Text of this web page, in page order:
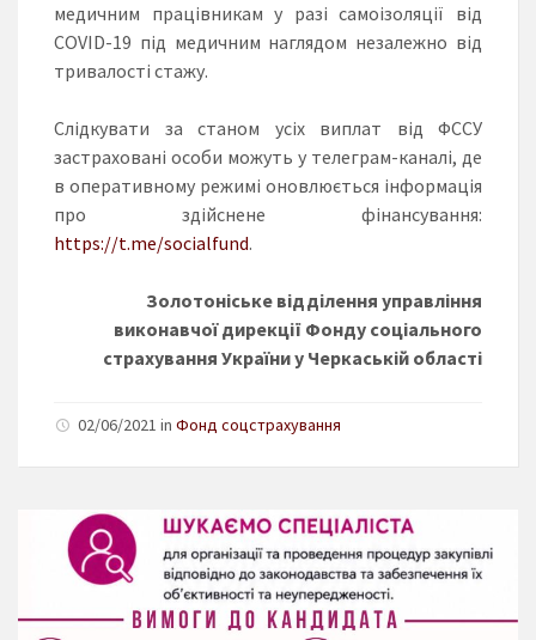
медичним працівникам у разі самоізоляції від
COVID-19 під медичним наглядом незалежно від
тривалості стажу.
Слідкувати за станом усіх виплат від ФССУ
застраховані особи можуть у телеграм-каналі, де
в оперативному режимі оновлюється інформація
про здійснене фінансування:
https://t.me/socialfund.
Золотоніське відділення управління
виконавчої дирекції Фонду соціального
страхування України у Черкаській області
02/06/2021 in Фонд соцстрахування